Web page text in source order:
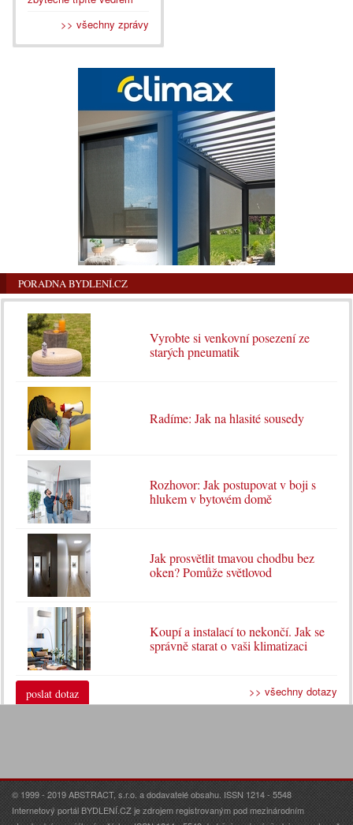
>> všechny zprávy
PORADNA BYDLENÍ.CZ
Vyrobte si venkovní posezení ze
starých pneumatik
Radíme: Jak na hlasité sousedy
Rozhovor: Jak postupovat v boji s
hlukem v bytovém domě
Jak prosvětlit tmavou chodbu bez
oken? Pomůže světlovod
Koupí a instalací to nekončí. Jak se
správně starat o vaši klimatizaci
poslat dotaz >> všechny dotazy
© 1999 - 2019 ABSTRACT, s.r.o. a dodavatelé obsahu. ISSN 1214 - 5548
Internetový portál BYDLENÍ.CZ je zdrojem registrovaným pod mezinárodním